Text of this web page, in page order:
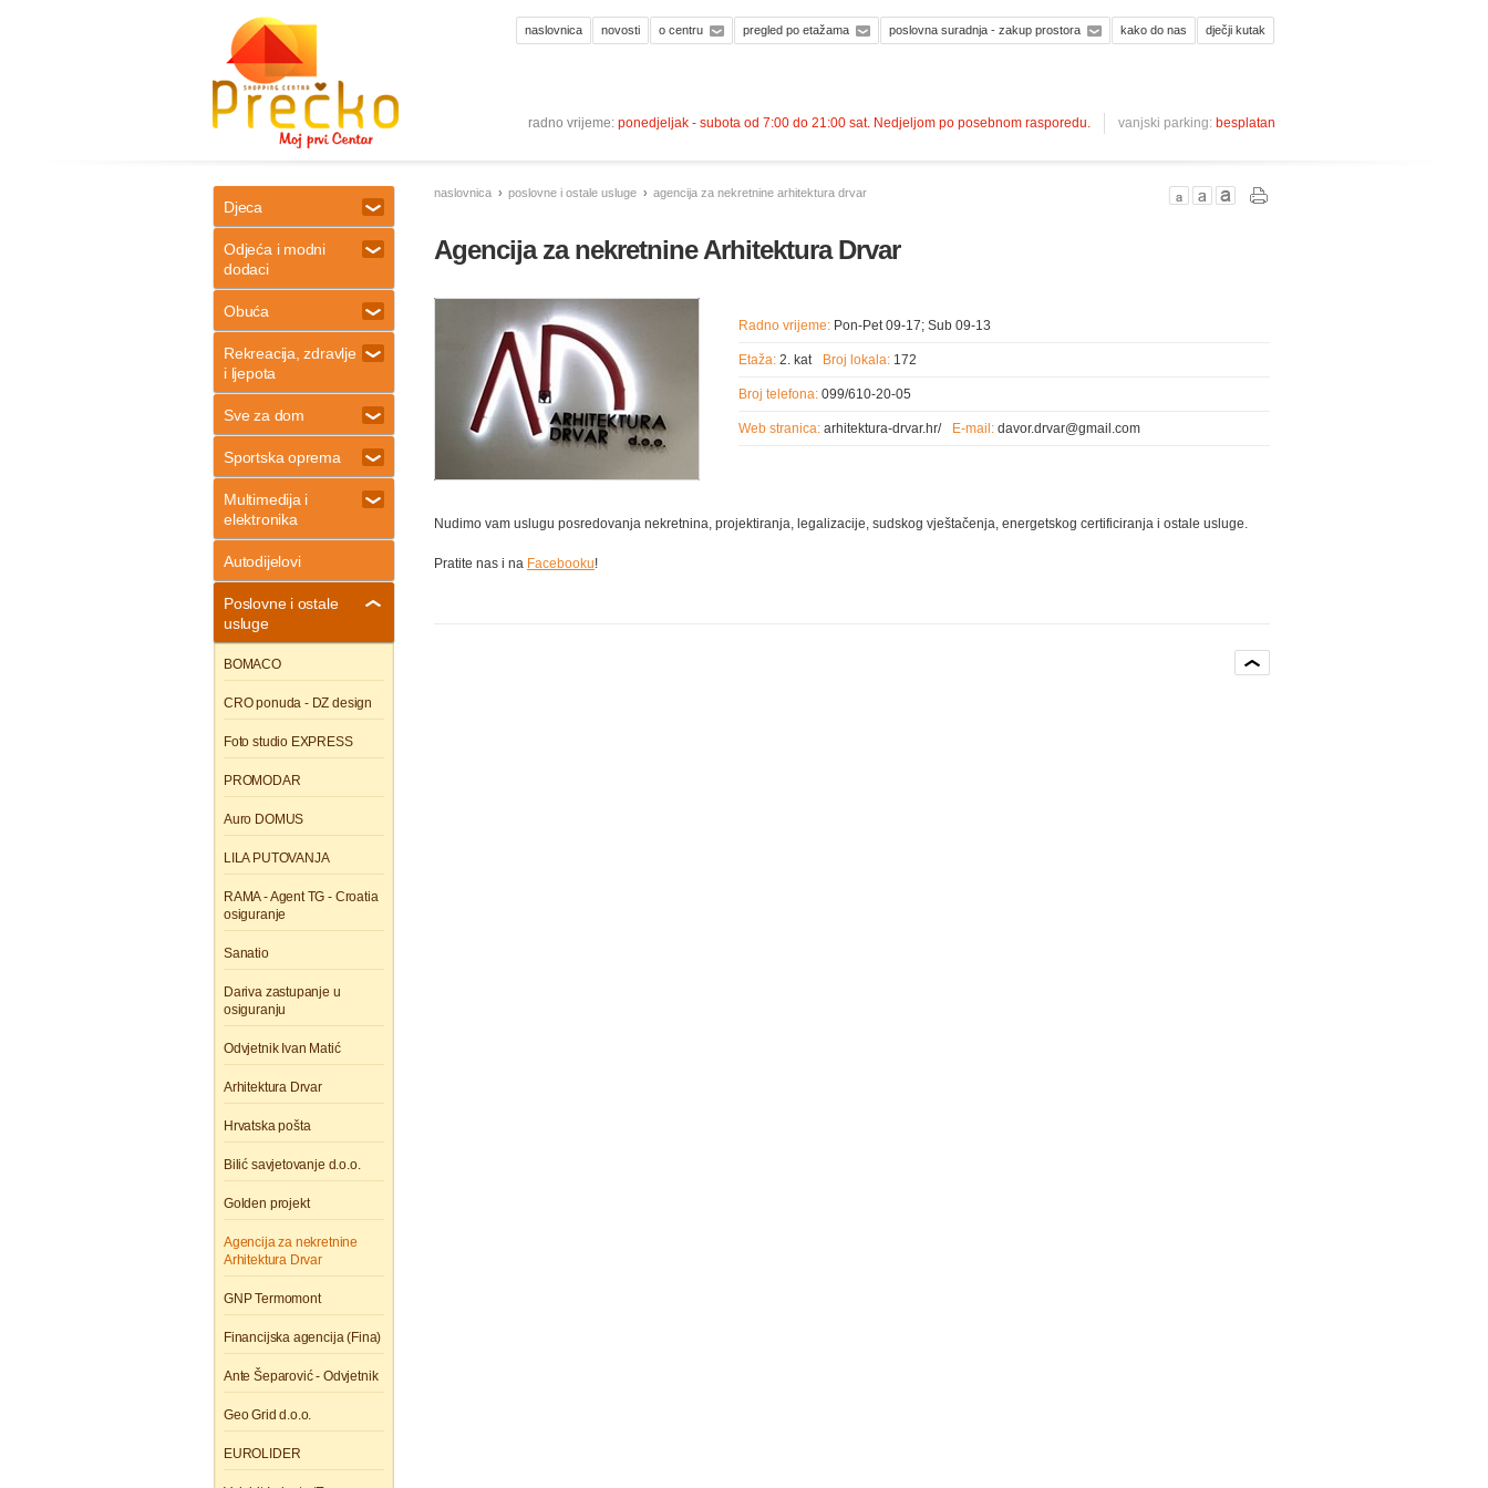
naslovnica novosti o centru pregled po etažama poslovna suradnja - zakup prostora kako do nas dječji kutak
radno vrijeme: ponedjeljak - subota od 7:00 do 21:00 sat. Nedjeljom po posebnom rasporedu. vanjski parking: besplatan
naslovnica poslovne i ostale usluge agencija za nekretnine arhitektura drvar
Agencija za nekretnine Arhitektura Drvar
Radno vrijeme: Pon-Pet 09-17; Sub 09-13
Etaža: 2. kat Broj lokala: 172
Broj telefona: 099/610-20-05
Web stranica: arhitektura-drvar.hr/ E-mail: davor.drvar@gmail.com
Nudimo vam uslugu posredovanja nekretnina, projektiranja, legalizacije, sudskog vještačenja, energetskog certificiranja i ostale usluge.
Pratite nas i na Facebooku!
Djeca
Odjeća i modni
dodaci
Obuća
Rekreacija, zdravlje
i ljepota
Sve za dom
Sportska oprema
Multimedija i
elektronika
Autodijelovi
Poslovne i ostale
usluge
BOMACO
CRO ponuda - DZ design
Foto studio EXPRESS
PROMODAR
Auro DOMUS
LILA PUTOVANJA
RAMA - Agent TG - Croatia
osiguranje
Sanatio
Dariva zastupanje u
osiguranju
Odvjetnik Ivan Matić
Arhitektura Drvar
Hrvatska pošta
Bilić savjetovanje d.o.o.
Golden projekt
Agencija za nekretnine
Arhitektura Drvar
GNP Termomont
Financijska agencija (Fina)
Ante Šeparović - Odvjetnik
Geo Grid d.o.o.
EUROLIDER